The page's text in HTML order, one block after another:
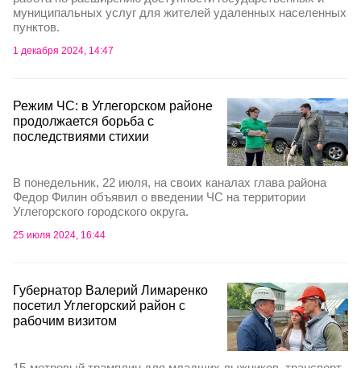
муниципальных услуг для жителей удаленных населенных
пунктов.
1 декабря 2024, 14:47
Режим ЧС: в Углегорском районе
продолжается борьба с
последствиями стихии
В понедельник, 22 июля, на своих каналах глава района
Федор Филин объявил о введении ЧС на территории
Углегорского городского округа.
25 июля 2024, 16:44
Губернатор Валерий Лимаренко
посетил Углегорский район с
рабочим визитом